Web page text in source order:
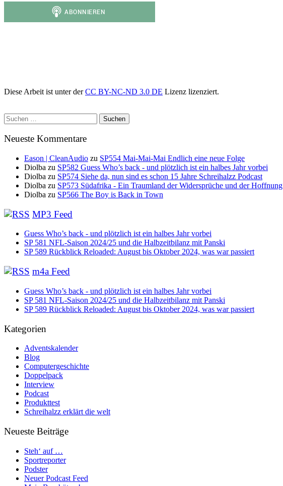
Diese Arbeit ist unter derCC BY-NC-ND 3.0 DE Lizenz lizenziert.
Suchen
nach:
Neueste Kommentare
Eason | CleanAudio zu SP554 Mai-Mai-Mai Endlich eine neue Folge
Diolba zu SP582 Guess Who’s back - und plötzlich ist ein halbes Jahr vorbei
Diolba zu SP574 Siehe da, nun sind es schon 15 Jahre Schreihalzz Podcast
Diolba zu SP573 Südafrika - Ein Traumland der Widersprüche und der Hoffnung
Diolba zu SP566 The Boy is Back in Town
MP3 Feed
Guess Who’s back - und plötzlich ist ein halbes Jahr vorbei
SP 581 NFL-Saison 2024/25 und die Halbzeitbilanz mit Panski
SP 589 Rückblick Reloaded: August bis Oktober 2024, was war passiert
m4a Feed
Guess Who’s back - und plötzlich ist ein halbes Jahr vorbei
SP 581 NFL-Saison 2024/25 und die Halbzeitbilanz mit Panski
SP 589 Rückblick Reloaded: August bis Oktober 2024, was war passiert
Kategorien
Adventskalender
Blog
Computergeschichte
Doppelpack
Interview
Podcast
Produkttest
Schreihalzz erklärt die welt
Neueste Beiträge
Steh‘ auf …
Sportreporter
Podster
Neuer Podcast Feed